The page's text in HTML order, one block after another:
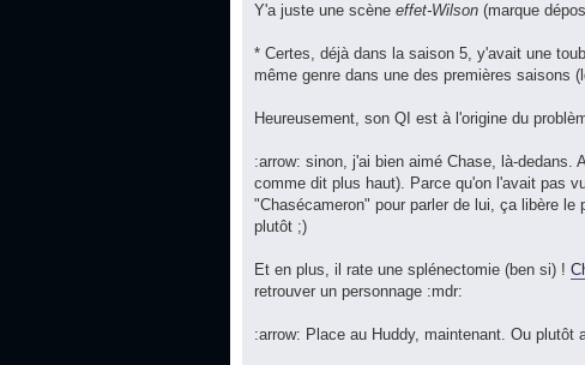
Y'a juste une scène effet-Wilson (marque
* Certes, déjà dans la saison 5, y'avait une
même genre dans une des premières saisons
Heureusement, son QI est à l'origine du
:arrow: sinon, j'ai bien aimé Chase, là-dedans.
comme dit plus haut). Parce qu'on l'avait pas
"Chasécameron" pour parler de lui, ça libère
plutôt ;)
Et en plus, il rate une splénectomie (ben si) !
retrouver un personnage :mdr:
:arrow: Place au Huddy, maintenant. Ou plutôt